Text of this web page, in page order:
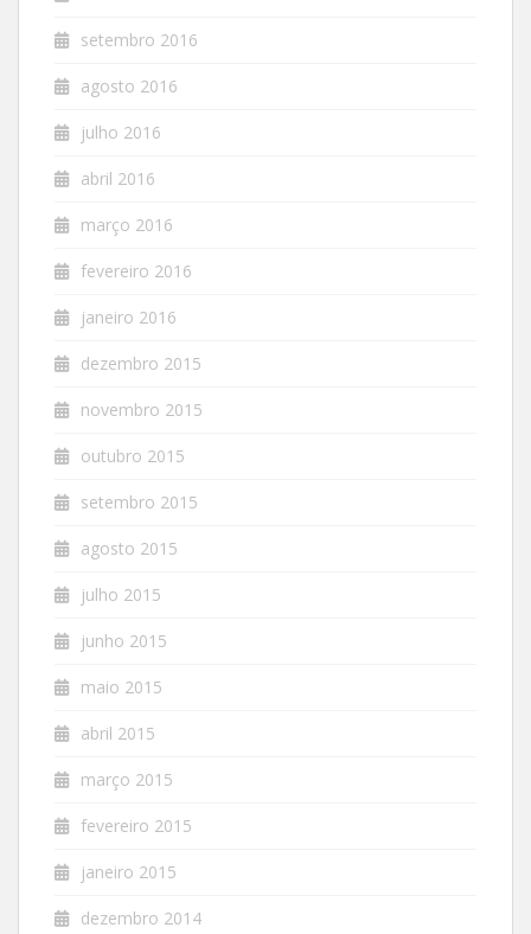
setembro 2016
agosto 2016
julho 2016
abril 2016
março 2016
fevereiro 2016
janeiro 2016
dezembro 2015
novembro 2015
outubro 2015
setembro 2015
agosto 2015
julho 2015
junho 2015
maio 2015
abril 2015
março 2015
fevereiro 2015
janeiro 2015
dezembro 2014